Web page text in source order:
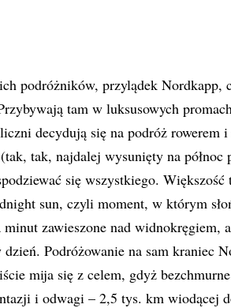
podróżników, przylądek Nordkapp,
tam w luksusowych
decydują się na podróż rowerem
tak, najdalej wysunięty na
się wszystkiego.
sun, czyli moment, w którym
zawieszone nad widnokręgiem,
Podróżowanie na sam kraniec
mija się z celem, gdyż
i odwagi – 2,5 tys. km wiodącej